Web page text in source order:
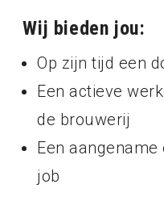
Wij bieden jou:
Op zijn tijd een
Een actieve
de brouwerij
Een
job